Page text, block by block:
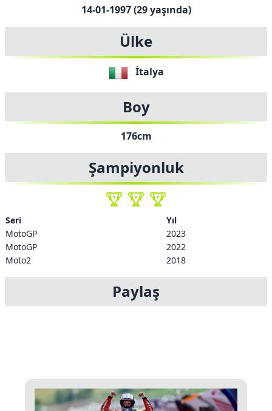
14-01-1997 (29 yaşında)
Ülke
İtalya
Boy
176cm
Şampiyonluk
Seri
Yıl
MotoGP
2023
MotoGP
2022
Moto2
2018
Paylaş